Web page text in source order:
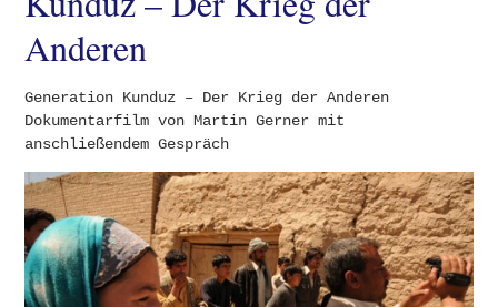
Anderen
Generation Kunduz – Der Krieg der Anderen
Dokumentarfilm von Martin Gerner mit
anschließendem Gespräch